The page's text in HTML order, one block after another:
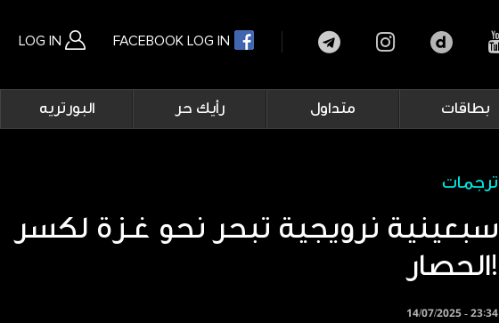
LOG IN FACEBOOK LOG IN
Main
navigation
بطاقات متداول رأيك حر البورتريه
ترجمات
سبعينية نرويجية تبحر نحو غـزة لكسر
الحصار!
14/07/2025 - 23:34